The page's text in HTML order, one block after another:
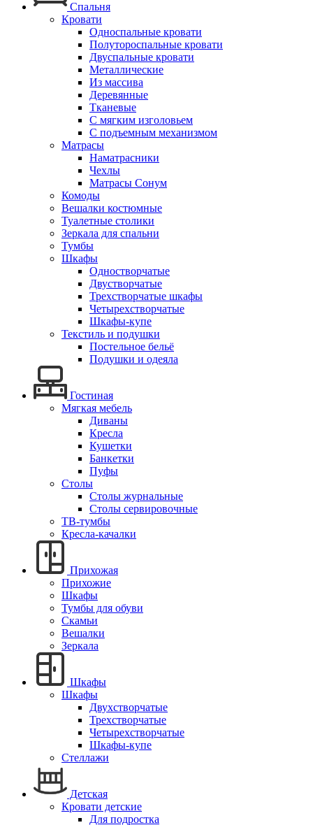
Спальня
Кровати
Односпальные кровати
Полутороспальные кровати
Двуспальные кровати
Металлические
Из массива
Деревянные
Тканевые
С мягким изголовьем
С подъемным механизмом
Матрасы
Наматрасники
Чехлы
Матрасы Сонум
Комоды
Вешалки костюмные
Туалетные столики
Зеркала для спальни
Тумбы
Шкафы
Одностворчатые
Двустворчатые
Трехстворчатые шкафы
Четырехстворчатые
Шкафы-купе
Текстиль и подушки
Постельное бельё
Подушки и одеяла
Гостиная
Мягкая мебель
Диваны
Кресла
Кушетки
Банкетки
Пуфы
Столы
Столы журнальные
Столы сервировочные
ТВ-тумбы
Кресла-качалки
Прихожая
Прихожие
Шкафы
Тумбы для обуви
Скамьи
Вешалки
Зеркала
Шкафы
Шкафы
Двухстворчатые
Трехстворчатые
Четырехстворчатые
Шкафы-купе
Стеллажи
Детская
Кровати детские
Для подростка